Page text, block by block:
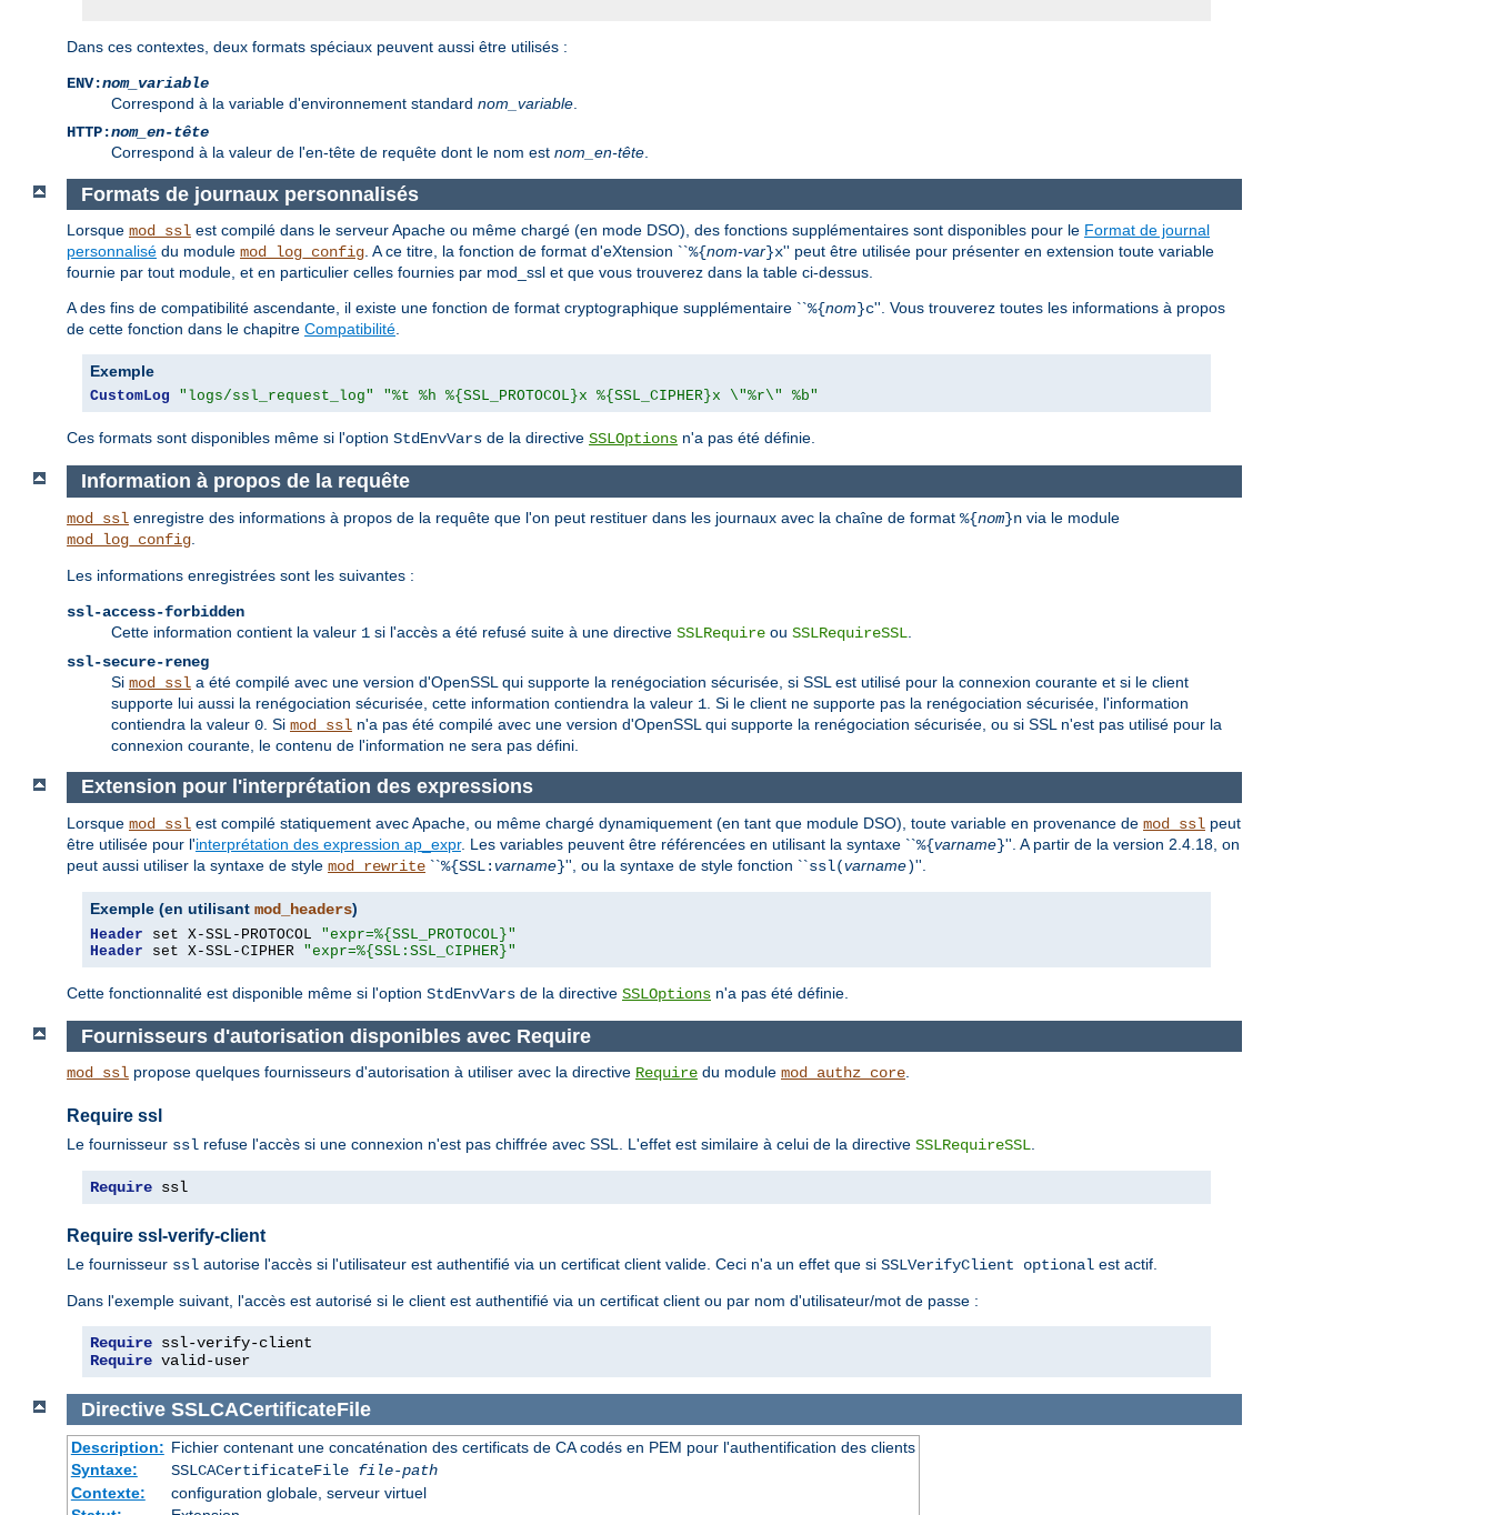
Dans ces contextes, deux formats spéciaux peuvent aussi être utilisés :
ENV:nom_variable
Correspond à la variable d'environnement standard nom_variable
HTTP:nom_en-tête
Correspond à la valeur de l'en-tête de requête dont le nom est nom_en-tête
Formats de journaux personnalisés
Lorsque mod_ssl est compilé dans le serveur Apache ou même chargé (en mode DSO), des fonctions supplémentaires sont disponibles pour le Format de journal
personnalisé du module mod_log_config. A ce titre, la fonction de format d'eXtension ``%{nom-var}x'' peut être utilisée pour présenter en extension toute variable
fournie par tout module, et en particulier celles fournies par mod_ssl et que vous trouverez dans la table ci-dessus.
A des fins de compatibilité ascendante, il existe une fonction de format cryptographique supplémentaire ``%{nom}c''. Vous trouverez toutes les informations à propos
de cette fonction dans le chapitre Compatibilité.
Exemple
CustomLog "logs/ssl_request_log" "%t %h %{SSL_PROTOCOL}x %{SSL_CIPHER}x \"%r\" %b"
Ces formats sont disponibles même si l'option StdEnvVars de la directive SSLOptions n'a pas été définie.
Information à propos de la requête
mod_ssl enregistre des informations à propos de la requête que l'on peut restituer dans les journaux avec la chaîne de format %{nom}n via le module
mod_log_config
Les informations enregistrées sont les suivantes :
ssl-access-forbidden
Cette information contient la valeur 1 si l'accès a été refusé suite à une directive SSLRequire ou SSLRequireSSL
ssl-secure-reneg
Si mod_ssl a été compilé avec une version d'OpenSSL qui supporte la renégociation sécurisée, si SSL est utilisé pour la connexion courante et si le client
supporte lui aussi la renégociation sécurisée, cette information contiendra la valeur 1 . Si le client ne supporte pas la renégociation sécurisée, l'information
contiendra la valeur 0 . Si mod_ssl n'a pas été compilé avec une version d'OpenSSL qui supporte la renégociation sécurisée, ou si SSL n'est pas utilisé pour la
connexion courante, le contenu de l'information ne sera pas défini.
Extension pour l'interprétation des expressions
Lorsque mod_ssl est compilé statiquement avec Apache, ou même chargé dynamiquement (en tant que module DSO), toute variable en provenance de mod_ssl peut
être utilisée pour l'interprétation des expression ap_expr. Les variables peuvent être référencées en utilisant la syntaxe ``%{varname}''. A partir de la version 2.4.18, on
peut aussi utiliser la syntaxe de style mod_rewrite ``%{SSL:varname}'', ou la syntaxe de style fonction ``ssl(varname)''.
Exemple (en utilisant mod_headers)
Header set X-SSL-PROTOCOL "expr=%{SSL_PROTOCOL}"
Header set X-SSL-CIPHER "expr=%{SSL:SSL_CIPHER}"
Cette fonctionnalité est disponible même si l'option StdEnvVars de la directive SSLOptions n'a pas été définie.
Fournisseurs d'autorisation disponibles avec Require
mod_ssl propose quelques fournisseurs d'autorisation à utiliser avec la directive Require du module mod_authz_core.
Require ssl
Le fournisseur ssl refuse l'accès si une connexion n'est pas chiffrée avec SSL. L'effet est similaire à celui de la directive SSLRequireSSL
Require ssl
Require ssl-verify-client
Le fournisseur ssl autorise l'accès si l'utilisateur est authentifié via un certificat client valide. Ceci n'a un effet que si SSLVerifyClient optional est actif.
Dans l'exemple suivant, l'accès est autorisé si le client est authentifié via un certificat client ou par nom d'utilisateur/mot de passe :
Require
Require valid-user
Directive SSLCACertificateFile
Description: Fichier contenant une concaténation des certificats de CA codés en PEM pour l'authentification des clients
Syntaxe:
SSLCACertificateFile file-path
Contexte:
configuration globale, serveur virtuel